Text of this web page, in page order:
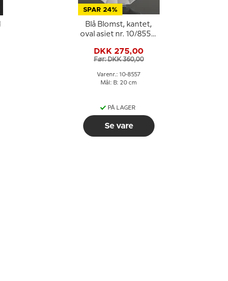
SPAR 24%
Blå Blomst, kantet,
oval asiet nr. 10/8557,
Copenhagen
DKK 275,00
Før: DKK 360,00
Varenr.: 10-8557
Mål: B: 20 cm
PÅ LAGER
Se vare